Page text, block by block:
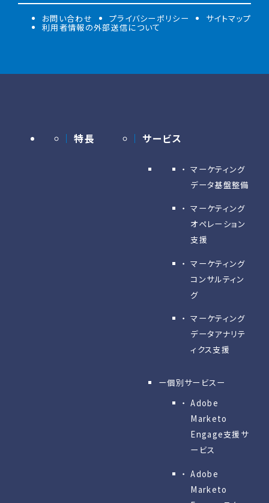
お問い合わせ プライバシーポリシー サイトマップ
利用者情報の外部送信について
特長 サービス
マーケティング
データ基盤整備
マーケティング
オペレーション
支援
マーケティング
コンサルティン
グ
マーケティング
データアナリテ
ィクス支援
ー個別サービスー
Adobe
Marketo
Engage⽀援サ
ービス
Adobe
Marketo